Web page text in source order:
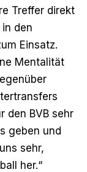
Treffer direkt
den
Einsatz.
Mentalität
den BVB sehr
geben und
sehr,
her.“